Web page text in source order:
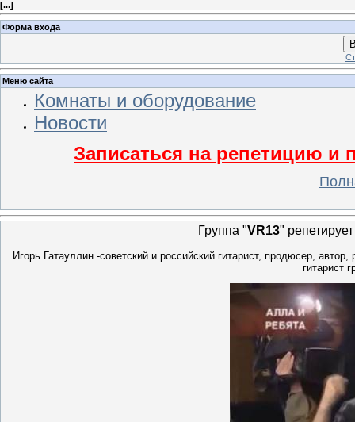
[...]
Форма входа
Меню сайта
Комнаты и оборудование
Новости
Записаться на репетицию и
Группа "VR13"
Игорь Гатауллин -советский и российский гитарист, продюсер,
гитарист